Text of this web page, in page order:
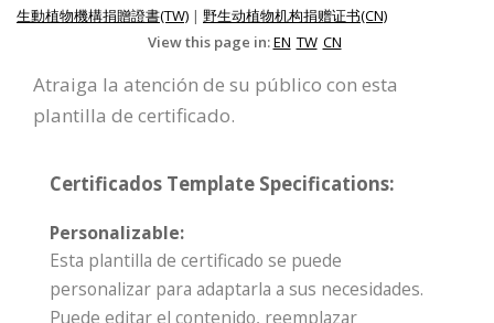
生動植物機構捐贈證書(TW) | 野生动植物机构捐赠证书(CN)
View this page in:EN TW CN
Atraiga la atención de su público con esta
plantilla de certificado.
Certificados Template Specifications:
Personalizable:
Esta plantilla de certificado se puede
personalizar para adaptarla a sus necesidades.
Puede editar el contenido, reemplazar